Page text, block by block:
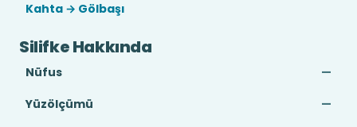
Kahta → Gölbaşı
Silifke Hakkında
Nüfus
—
Yüzölçümü
—